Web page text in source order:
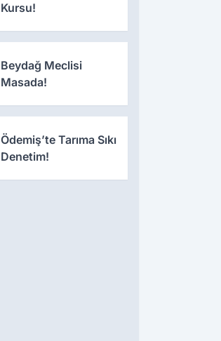
Kursu!
Beydağ Meclisi
Masada!
Ödemiş’te Tarıma Sıkı
Denetim!